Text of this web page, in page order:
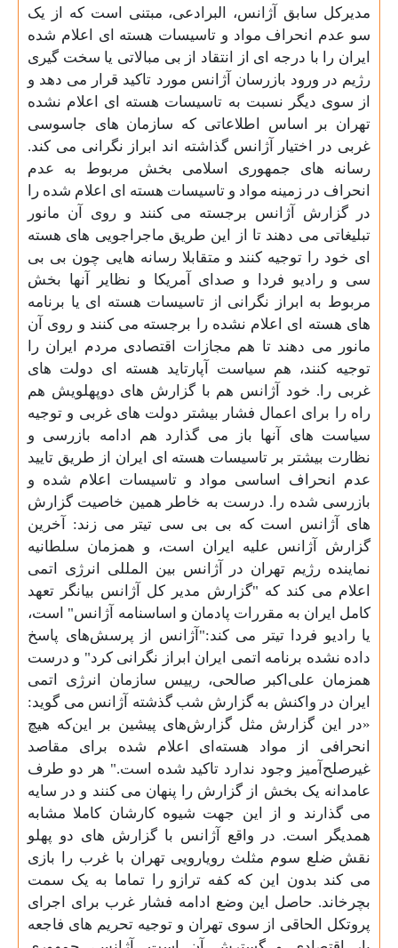
مدیرکل سابق آژانس، البرادعی، مبتنی است که از یک
سو عدم انحراف مواد و تاسیسات هسته ای اعلام شده
ایران را با درجه ای از انتقاد از بی مبالاتی یا سخت گیری
رژیم در ورود بازرسان آژانس مورد تاکید قرار می دهد و
از سوی دیگر نسبت به تاسیسات هسته ای اعلام نشده
تهران بر اساس اطلاعاتی که سازمان های جاسوسی
غربی در اختیار آژانس گذاشته اند ابراز نگرانی می کند.
رسانه های جمهوری اسلامی بخش مربوط به عدم
انحراف در زمینه مواد و تاسیسات هسته ای اعلام شده را
در گزارش آژانس برجسته می کنند و روی آن مانور
تبلیغاتی می دهند تا از این طریق ماجراجویی های هسته
ای خود را توجیه کنند و متقابلا رسانه هایی چون بی بی
سی و رادیو فردا و صدای آمریکا و نظایر آنها بخش
مربوط به ابراز نگرانی از تاسیسات هسته ای یا برنامه
های هسته ای اعلام نشده را برجسته می کنند و روی آن
مانور می دهند تا هم مجازات اقتصادی مردم ایران را
توجیه کنند، هم سیاست آپارتاید هسته ای دولت های
غربی را. خود آژانس هم با گزارش های دوپهلویش هم
راه را برای اعمال فشار بیشتر دولت های غربی و توجیه
سیاست های آنها باز می گذارد هم ادامه بازرسی و
نظارت بیشتر بر تاسیسات هسته ای ایران از طریق تایید
عدم انحراف اساسی مواد و تاسیسات اعلام شده و
بازرسی شده را. درست به خاطر همین خاصیت گزارش
های آژانس است که بی بی سی تیتر می زند: آخرين
گزارش آژانس عليه ايران است، و همزمان سلطانیه
نماینده رژیم تهران در آژانس بین المللی انرژی اتمی
اعلام می کند که "گزارش مدیر کل آژانس بیانگر تعهد
کامل ایران به مقررات پادمان و اساسنامه آژانس" است،
یا رادیو فردا تیتر می کند:"آژانس از پرسش‌های پاسخ
‌داده نشده برنامه اتمی ایران ابراز نگرانی کرد" و درست
همزمان على‌اکبر صالحى، رییس سازمان انرژى اتمى
ایران در واکنش به گزارش شب گذشته آژانس می گوید:
«در این گزارش مثل گزارش‌هاى پیشین بر این‌که هیچ
انحرافى از مواد هسته‌اى اعلام شده براى مقاصد
غیرصلح‌آمیز وجود ندارد تاکید شده است." هر دو طرف
عامدانه یک بخش از گزارش را پنهان می کنند و در سایه
می گذارند و از این جهت شیوه کارشان کاملا مشابه
همدیگر است. در واقع آژانس با گزارش های دو پهلو
نقش ضلع سوم مثلث رویارویی تهران با غرب را بازی
می کند بدون این که کفه ترازو را تماما به یک سمت
بچرخاند. حاصل این وضع ادامه فشار غرب برای اجرای
پروتکل الحاقی از سوی تهران و توجیه تحریم های فاجعه